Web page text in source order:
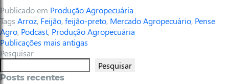
Publicado em Produção Agropecuária
Tags Arroz, Feijão,feijão-preto, Mercado Agropecuário, Pense
Agro, Podcast, Produção Agropecuária
Publicações mais antigas
Pesquisar
Pesquisar
Posts recentes